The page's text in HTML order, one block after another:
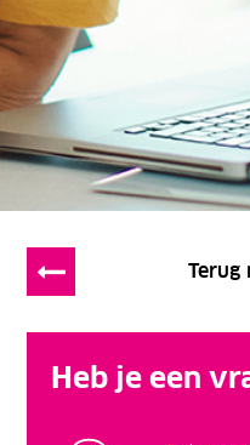
Terug
Heb je een